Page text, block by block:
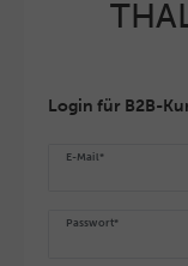
Login für B2B-
E-Mail*
Passwort*